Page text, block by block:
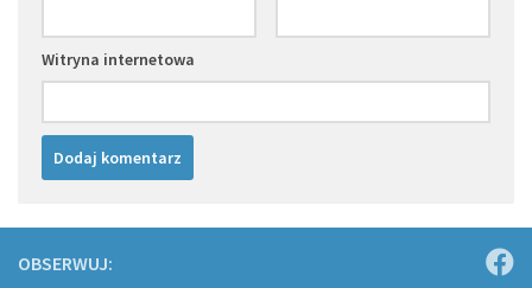
Witryna internetowa
OBSERWUJ: